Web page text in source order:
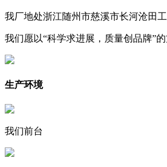
我厂地处浙江随州市慈溪市长河沧田
我们愿以“科学求进展，质量创品牌”
生产环境
我们前台